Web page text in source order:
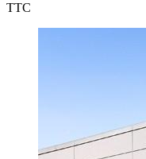
TTC